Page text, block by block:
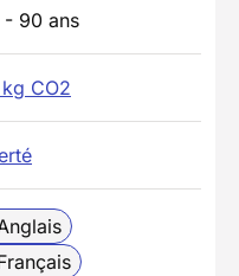
- 90 ans
CO2